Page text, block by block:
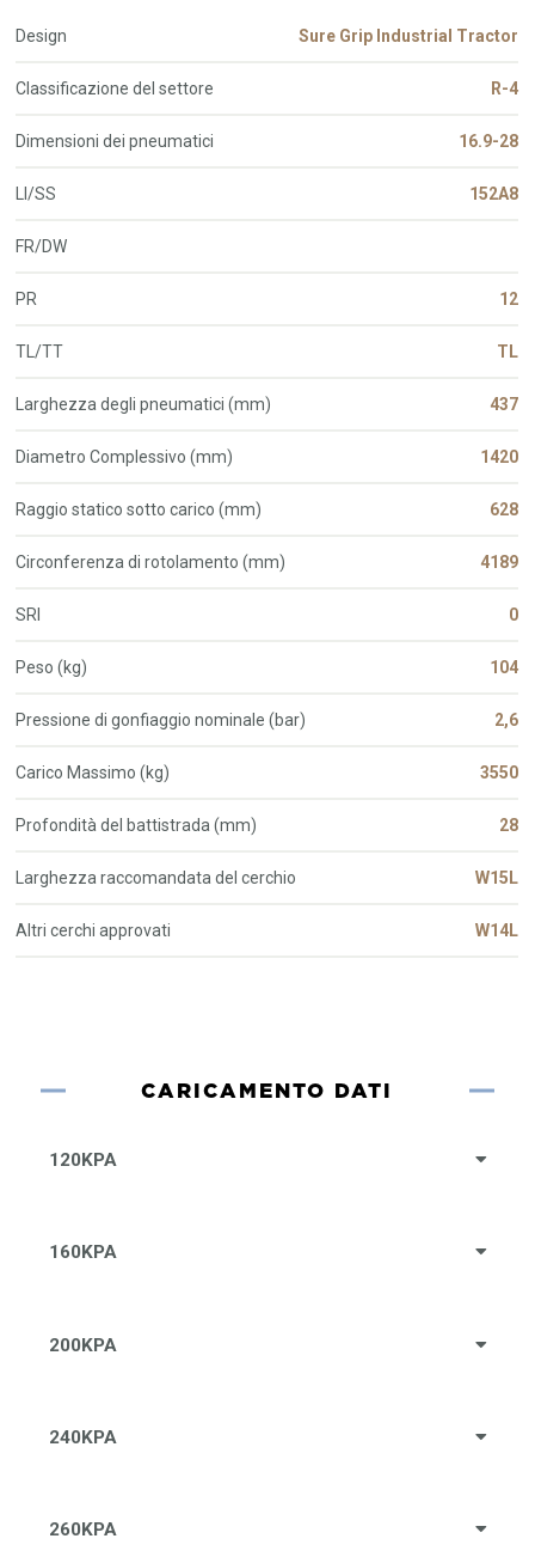
Design Sure Grip Industrial Tractor
Classificazione del settore R-4
Dimensioni dei pneumatici 16.9-28
LI/SS 152A8
FR/DW
PR 12
TL/TT TL
Larghezza degli pneumatici (mm) 437
Diametro Complessivo (mm) 1420
Raggio statico sotto carico (mm) 628
Circonferenza di rotolamento (mm) 4189
SRI 0
Peso (kg) 104
Pressione di gonfiaggio nominale (bar) 2,6
Carico Massimo (kg) 3550
Profondità del battistrada (mm) 28
Larghezza raccomandata del cerchio W15L
Altri cerchi approvati W14L
CARICAMENTO DATI
120KPA
160KPA
200KPA
240KPA
260KPA